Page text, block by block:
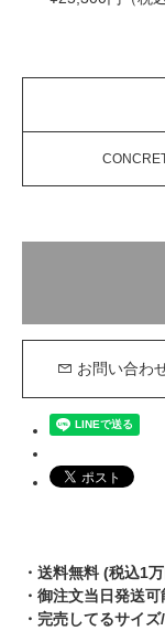
お問い合わ
・送料無料 (税込1
・御注文当日発送
・完売してるサイ